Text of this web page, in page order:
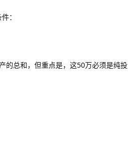
：
的总和，但重点是，这50万必须是纯